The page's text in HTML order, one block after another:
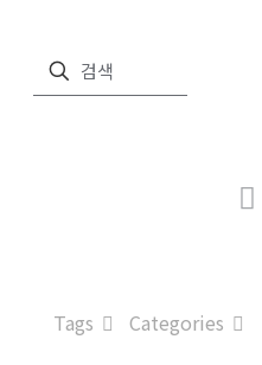
Categories
Tags